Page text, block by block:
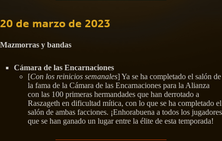
20 de marzo de 2023
Mazmorras y bandas
Cámara de las Encarnaciones
[Con los reinicios semanales] Ya se ha completado el salón de
la fama de la Cámara de las Encarnaciones para la Alianza
con las 100 primeras hermandades que han derrotado a
Raszageth en dificultad mítica, con lo que se ha completado el
salón de ambas facciones. ¡Enhorabuena a todos los jugadores
que se han ganado un lugar entre la élite de esta temporada!